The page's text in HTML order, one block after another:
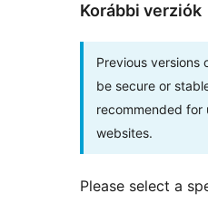
Korábbi verziók
Previous versions
be secure or
recommended for
websites.
Please select a